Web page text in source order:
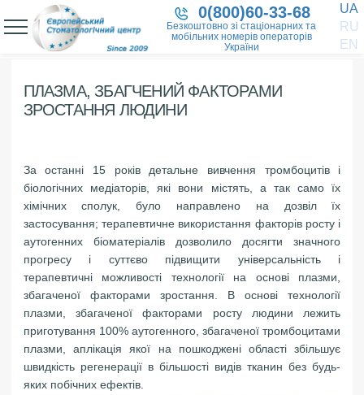
0(800)60-33-68
Безкоштовно зі стаціонарних та
мобільних номерів операторів
України
UA
RU
EN
ПЛАЗМА, ЗБАГЧЕНИЙ ФАКТОРАМИ
ЗРОСТАННЯ ЛЮДИНИ
За останні 15 років детальне вивчення тромбоцитів і
біологічних медіаторів, які вони містять, а так само їх
хімічних сполук, було направлено на дозвіл їх
застосування; терапевтичне використання факторів росту і
аутогенних біоматеріалів дозволило досягти значного
прогресу і суттєво підвищити універсальність і
терапевтичні можливості технології на основі плазми,
збагаченої факторами зростання. В основі технології
плазми, збагаченої факторами росту людини лежить
приготування 100% аутогенного, збагаченої тромбоцитами
плазми, аплікація якої на пошкоджені області збільшує
швидкість регенерації в більшості видів тканин без будь-
яких побічних ефектів.